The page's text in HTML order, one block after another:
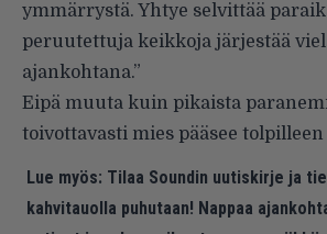
ymmärrystä. Yhtye selvittää
peruutettuja keikkoja järjestää
ajankohtana.”
Eipä muuta kuin pikaista
toivottavasti mies pääsee tolpilleen
Lue myös: Tilaa Soundin uutiskirje ja
kahvitauolla puhutaan! Nappaa